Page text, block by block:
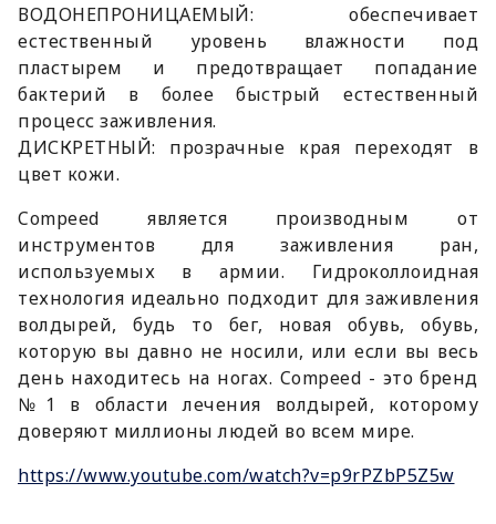
ВОДОНЕПРОНИЦАЕМЫЙ: обеспечивает
естественный уровень влажности под
пластырем и предотвращает попадание
бактерий в более быстрый естественный
процесс заживления.
ДИСКРЕТНЫЙ: прозрачные края переходят в
цвет кожи.
Compeed является производным от
инструментов для заживления ран,
используемых в армии. Гидроколлоидная
технология идеально подходит для заживления
волдырей, будь то бег, новая обувь, обувь,
которую вы давно не носили, или если вы весь
день находитесь на ногах. Compeed - это бренд
№1 в области лечения волдырей, которому
доверяют миллионы людей во всем мире.
https://www.youtube.com/watch?v=p9rPZbP5Z5w